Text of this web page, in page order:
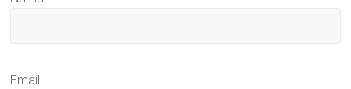
Email